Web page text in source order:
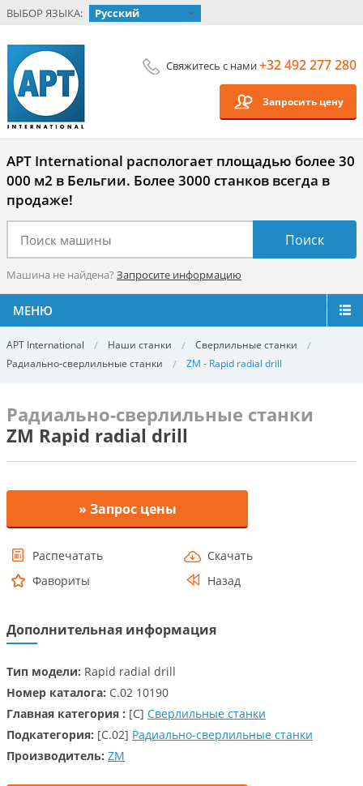
ВЫБОР ЯЗЫКА: Русский
Свяжитесь с нами+32 492 277 280
Запросить цену
APT International распологает площадью более 30
000 м2 в Бельгии. Более 3000 станков всегда в
продаже!
Машина не найдена? Запросите информацию
МЕНЮ
APT International Наши станки
Сверлильные станки
Радиально-сверлильные станки
ZM - Rapid radial drill
Радиально-сверлильные станки
ZM Rapid radial drill
» Запрос цены
Распечатать
Скачать
Фавориты
Назад
Дополнительная информация
Тип модели: Rapid radial drill
Номер каталога: C.02 10190
Главная категория : [C] Сверлильные станки
Подкатегория: [C.02] Радиально-сверлильные станки
Производитель: ZM